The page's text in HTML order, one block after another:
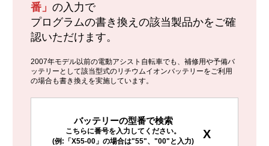
番」 の入力で
プログラムの書き換えの該当製品かをご確
認いただけます。
2007年モデル以前の電動アシスト自転車でも、補修用や予備バ
ッテリーとして該当型式のリチウムイオンバッテリーをご利用
の場合も書き換えを実施しています。
バッテリーの型番で検索
こちらに番号を入力してください。
(例:「X55-00」の場合は"55"、"00"と入力)
X